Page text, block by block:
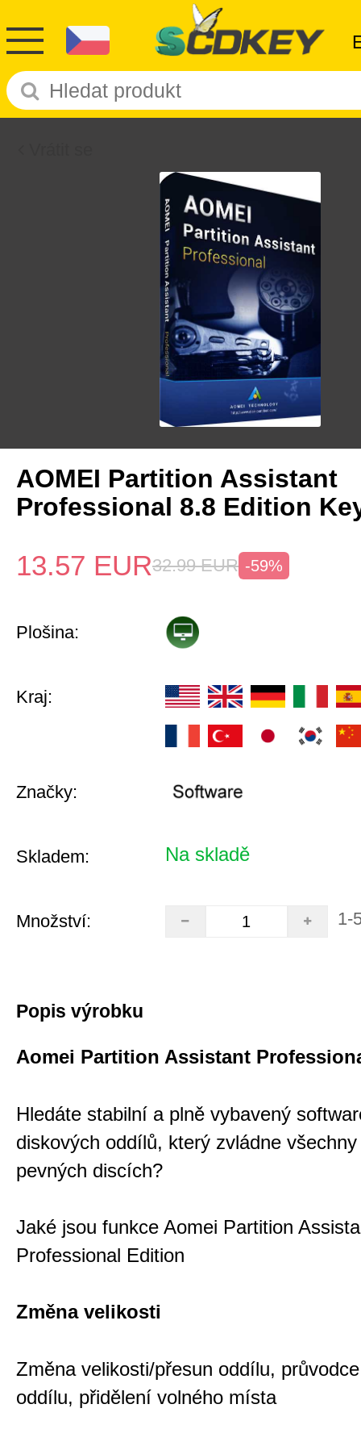
AOMEI Partition Assistant
Professional 8.8 Edition
13.57 EUR32.99 EUR -59%
Plošina:
Kraj:
Značky:
Skladem: Na skladě
Množství: 1-
Popis výrobku
Aomei Partition Assistant
Hledáte stabilní a plně vybavený
diskových oddílů, který zvládne
pevných discích?
Jaké jsou funkce Aomei Partition
Professional Edition
Změna velikosti
Změna velikosti/přesun oddílu,
oddílu, přidělení volného místa